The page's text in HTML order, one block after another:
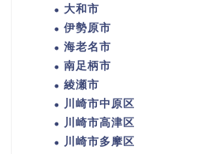
大和市
伊勢原市
海老名市
南足柄市
綾瀬市
川崎市中原区
川崎市高津区
川崎市多摩区